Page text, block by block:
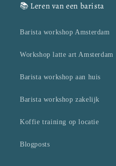
📚 Leren van een barista
Barista workshop Amsterdam
Workshop latte art Amsterdam
Barista workshop aan huis
Barista workshop zakelijk
Koffie training op locatie
Blogposts